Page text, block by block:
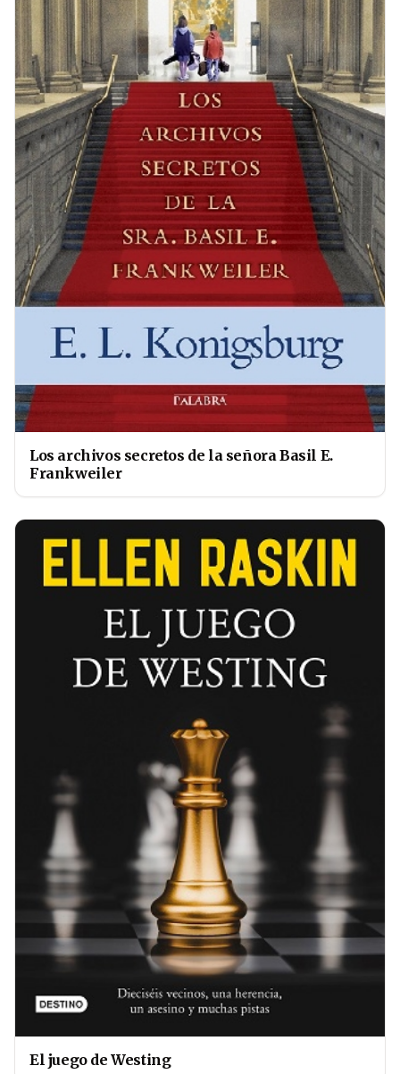
Los archivos secretos de la señora Basil E.
Frankweiler
El juego de Westing